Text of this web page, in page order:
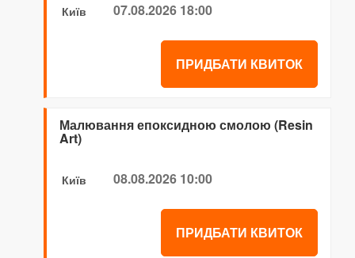
Київ 07.08.2026 18:00
ПРИДБАТИ КВИТОК
Малювання епоксидною смолою (Resin
Art)
Київ 08.08.2026 10:00
ПРИДБАТИ КВИТОК